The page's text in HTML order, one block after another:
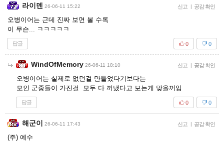
라이덴 26-06-11 15:22 신고 | 공감 확인
오병이어는 근데 진짜 보면 볼 수록
이 무슨... ㅋㅋㅋㅋㅋ
답글 0
0
WindOfMemory 26-06-11 18:10 신고 | 공감 확인
오병이어는 실제로 없던걸 만들었다기보다는
모인 군중들이 가진걸 모두 다 꺼냈다고 보는게 맞을꺼임
답글 0
0
해군이 26-06-11 17:43 신고 | 공감 확인
(주) 예수